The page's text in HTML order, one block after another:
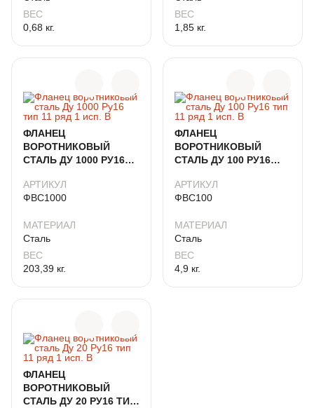
Чтобы оценить все преимущества, покупайте
на весь ассортимент.
ВЕС
0,68 кг.
ВЕС
1,85 кг.
ФЛАНЕЦ
ВОРОТНИКОВЫЙ
СТАЛЬ ДУ 1000 РУ16
АРТИКУЛ
ФВС1000
МАТЕРИАЛ
Сталь
ВЕС
203,39 кг.
ФЛАНЕЦ
ВОРОТНИКОВЫЙ
СТАЛЬ ДУ 100 РУ16
АРТИКУЛ
ФВС100
МАТЕРИАЛ
Сталь
ВЕС
4,9 кг.
ФЛАНЕЦ
ВОРОТНИКОВЫЙ
СТАЛЬ ДУ 20 РУ16 ТИП